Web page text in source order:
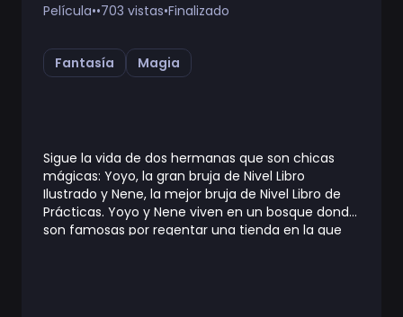
Película••703 vistas•Finalizado
Fantasía Magia
Sigue la vida de dos hermanas que son chicas
mágicas: Yoyo, la gran bruja de Nivel Libro
Ilustrado y Nene, la mejor bruja de Nivel Libro de
Prácticas. Yoyo y Nene viven en un bosque donde
son famosas por regentar una tienda en la que